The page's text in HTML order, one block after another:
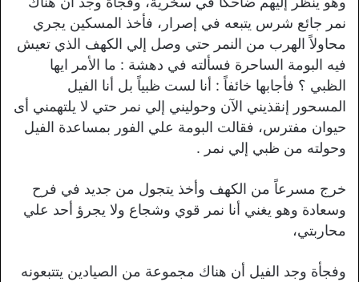
نمر جائع شرس يتبعه في إصرار، فأخذ المسكين يجري
محاولاً الهرب من النمر حتي وصل إلي الكهف الذي تعيش
فيه البومة الساحرة فسألته في دهشة : ما الأمر ايها
الظبي ؟ فأجابها خائفاً : أنا لست ظبياً بل أنا الفيل
المسحور إنقذيني الآن وحوليني إلي نمر حتي لا يلتهمني أى
حيوان مفترس، فقالت البومة علي الفور بمساعدة الفيل
وحولته من ظبي إلي نمر .
خرج مسرعاً من الكهف وأخذ يتجول من جديد في فرح
وسعادة وهو يغني أنا نمر قوي وشجاع ولا يجرؤ أحد علي
محاربتي،
وفجأة وجد الفيل أن هناك مجموعة من الصيادين يتتبعونه